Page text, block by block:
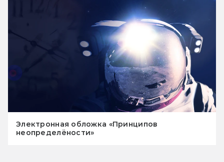
Электронная обложка «Принципов
неопределёности»